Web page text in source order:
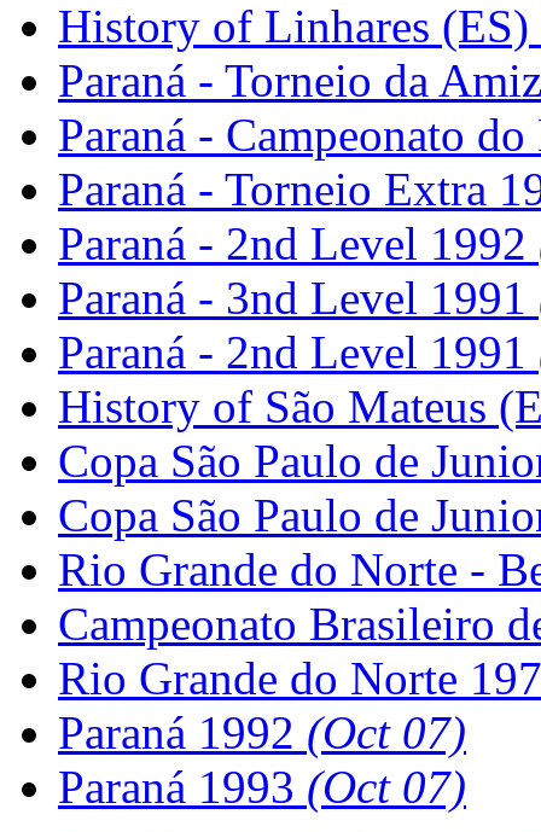
History of Linhares (ES)
Paraná - Torneio da
Paraná - Campeonato
Paraná - Torneio Extra
Paraná - 2nd Level 1992
Paraná - 3nd Level 1991
Paraná - 2nd Level 1991
History of São Mateus
Copa São Paulo de
Copa São Paulo de
Rio Grande do Norte -
Campeonato Brasileiro
Rio Grande do Norte
Paraná 1992 (Oct 07)
Paraná 1993 (Oct 07)